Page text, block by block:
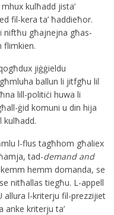
kulħadd jista’
fil-kera ta’ ħaddieħor.
niftħu għajnejna għas-
flimkien.
jiġġieldu
ballun li jitfgħu lil
lill-politiċi huwa li
ġid komuni u din hija
kulħadd.
l-flus tagħhom għaliex
tad-demand and
hemm domanda, se
nitħallas tiegħu. L-appell
allura l-kriterju fil-prezzijiet
anke kriterju ta’